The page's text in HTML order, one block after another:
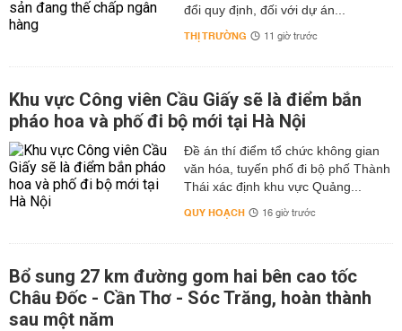
đổi quy định, đối với dự án...
THỊ TRƯỜNG 11 giờ trước
Khu vực Công viên Cầu Giấy sẽ là điểm bắn
pháo hoa và phố đi bộ mới tại Hà Nội
Đề án thí điểm tổ chức không gian
văn hóa, tuyến phố đi bộ phố Thành
Thái xác định khu vực Quảng...
QUY HOẠCH 16 giờ trước
Bổ sung 27 km đường gom hai bên cao tốc
Châu Đốc - Cần Thơ - Sóc Trăng, hoàn thành
sau một năm